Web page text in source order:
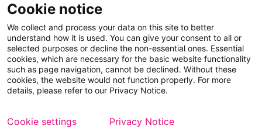
Finanzas
Acciones
Copyright © 2026 Metso Mapa del sitio
Cookie notice
We collect and process your data on this site to better
understand how it is used. You can give your consent to all or
selected purposes or decline the non-essential ones. Essential
cookies, which are necessary for the basic website functionality
such as page navigation, cannot be declined. Without these
cookies, the website would not function properly. For more
details, please refer to our Privacy Notice.
Cookie settings Privacy Notice